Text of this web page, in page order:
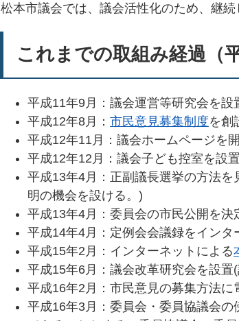
松本市議会では、議会活性化のため、継
これまでの取組み経過（
平成11年9月：議会運営等研究会を
平成12年8月： 市民意見募集制度を創
平成12年11月：議会ホームページを
平成12年12月：議会子ども控室を設
平成13年4月：正副議長選挙の方法
明の機会を設ける。)
平成13年4月：委員会の市民公開を
平成14年4月：定例会会議録をイン
平成15年2月：インターネットによる
平成15年6月：議会改革研究会を設置
平成16年2月：市民意見の募集方法に
平成16年3月：委員会・委員協議会